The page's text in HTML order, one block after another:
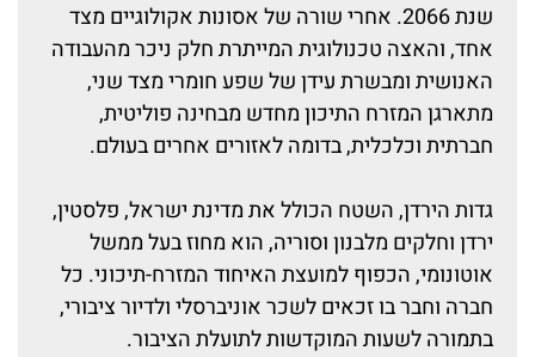
שנת 2066. אחרי שורה של אסונות אקולוגיים מצד
אחד, והאצה טכנולוגית המייתרת חלק ניכר מהעבודה
האנושית ומבשרת עידן של שפע חומרי מצד שני,
מתארגן המזרח התיכון מחדש מבחינה פוליטית,
חברתית וכלכלית, בדומה לאזורים אחרים בעולם.
גדות הירדן, השטח הכולל את מדינת ישראל, פלסטין,
ירדן וחלקים מלבנון וסוריה, הוא מחוז בעל ממשל
אוטונומי, הכפוף למועצת האיחוד המזרח-תיכוני. כל
חברה וחבר בו זכאים לשכר אוניברסלי ולדיור ציבורי,
בתמורה לשעות המוקדשות לתועלת הציבור.